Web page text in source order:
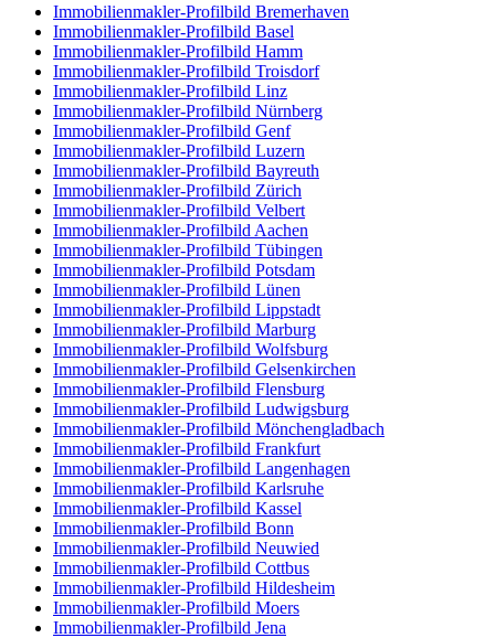
Immobilienmakler-Profilbild Bremerhaven
Immobilienmakler-Profilbild Basel
Immobilienmakler-Profilbild Hamm
Immobilienmakler-Profilbild Troisdorf
Immobilienmakler-Profilbild Linz
Immobilienmakler-Profilbild Nürnberg
Immobilienmakler-Profilbild Genf
Immobilienmakler-Profilbild Luzern
Immobilienmakler-Profilbild Bayreuth
Immobilienmakler-Profilbild Zürich
Immobilienmakler-Profilbild Velbert
Immobilienmakler-Profilbild Aachen
Immobilienmakler-Profilbild Tübingen
Immobilienmakler-Profilbild Potsdam
Immobilienmakler-Profilbild Lünen
Immobilienmakler-Profilbild Lippstadt
Immobilienmakler-Profilbild Marburg
Immobilienmakler-Profilbild Wolfsburg
Immobilienmakler-Profilbild Gelsenkirchen
Immobilienmakler-Profilbild Flensburg
Immobilienmakler-Profilbild Ludwigsburg
Immobilienmakler-Profilbild Mönchengladbach
Immobilienmakler-Profilbild Frankfurt
Immobilienmakler-Profilbild Langenhagen
Immobilienmakler-Profilbild Karlsruhe
Immobilienmakler-Profilbild Kassel
Immobilienmakler-Profilbild Bonn
Immobilienmakler-Profilbild Neuwied
Immobilienmakler-Profilbild Cottbus
Immobilienmakler-Profilbild Hildesheim
Immobilienmakler-Profilbild Moers
Immobilienmakler-Profilbild Jena